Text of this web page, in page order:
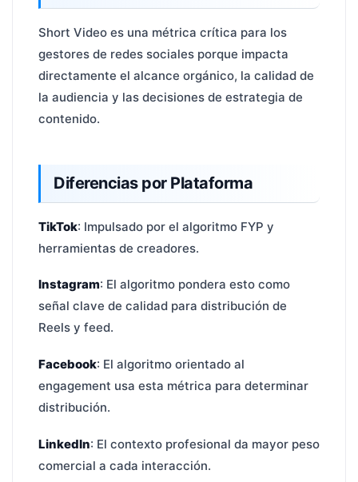
Short Video es una métrica crítica para los
gestores de redes sociales porque impacta
directamente el alcance orgánico, la calidad de
la audiencia y las decisiones de estrategia de
contenido.
Diferencias por Plataforma
TikTok: Impulsado por el algoritmo FYP y
herramientas de creadores.
Instagram: El algoritmo pondera esto como
señal clave de calidad para distribución de
Reels y feed.
Facebook: El algoritmo orientado al
engagement usa esta métrica para determinar
distribución.
LinkedIn: El contexto profesional da mayor peso
comercial a cada interacción.